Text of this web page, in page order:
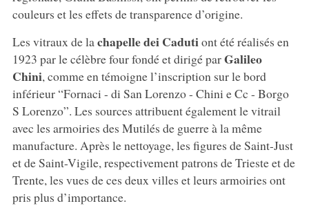
couleurs et les effets de transparence d’origine.
Les vitraux de lachapelle dei Cadutiont été réalisés en
1923 par le célèbre four fondé et dirigé parGalileo
Chini, comme en témoigne l’inscription sur le bord
inférieur “Fornaci - di San Lorenzo - Chini e Cc - Borgo
S Lorenzo”. Les sources attribuent également le vitrail
avec les armoiries des Mutilés de guerre à la même
manufacture. Après le nettoyage, les figures de Saint-Just
et de Saint-Vigile, respectivement patrons de Trieste et de
Trente, les vues de ces deux villes et leurs armoiries ont
pris plus d’importance.